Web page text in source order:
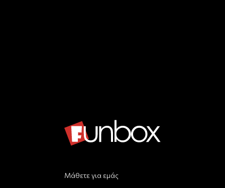
Μάθετε για εμάς